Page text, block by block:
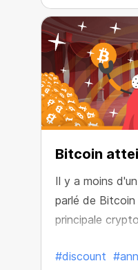
minage est
l'ensemble de
L'efficacité du
produits
près de 20% !
Bitcoin
Il y a moins
parlé de
principale
même après
#discount